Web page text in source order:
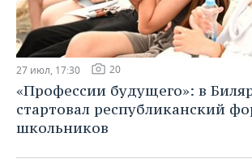
27 июл, 17:30 20
«Профессии будущего»: в
стартовал республиканский
школьников